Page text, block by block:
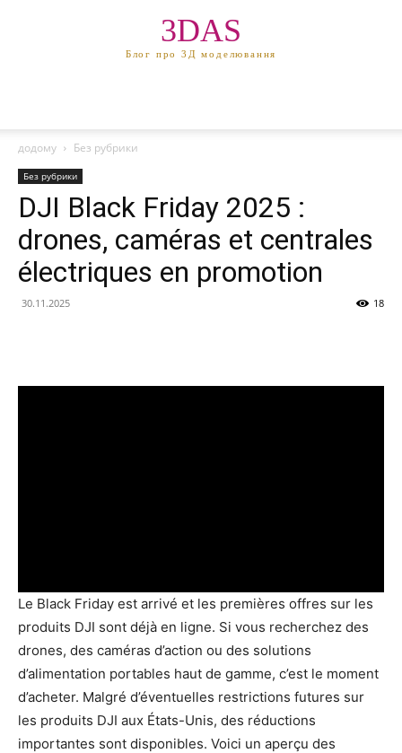
3DAS
Блог про 3Д моделювання
додому Без рубрики
Без рубрики
DJI Black Friday 2025 :
drones, caméras et centrales
électriques en promotion
30.11.2025 18
Le Black Friday est arrivé et les premières offres sur les
produits DJI sont déjà en ligne. Si vous recherchez des
drones, des caméras d’action ou des solutions
d’alimentation portables haut de gamme, c’est le moment
d’acheter. Malgré d’éventuelles restrictions futures sur
les produits DJI aux États-Unis, des réductions
importantes sont disponibles. Voici un aperçu des